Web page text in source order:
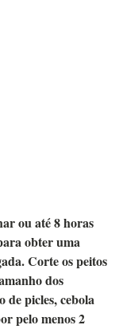
ou até 8 horas
obter uma
Corte os peitos
dos
picles, cebola
pelo menos 2